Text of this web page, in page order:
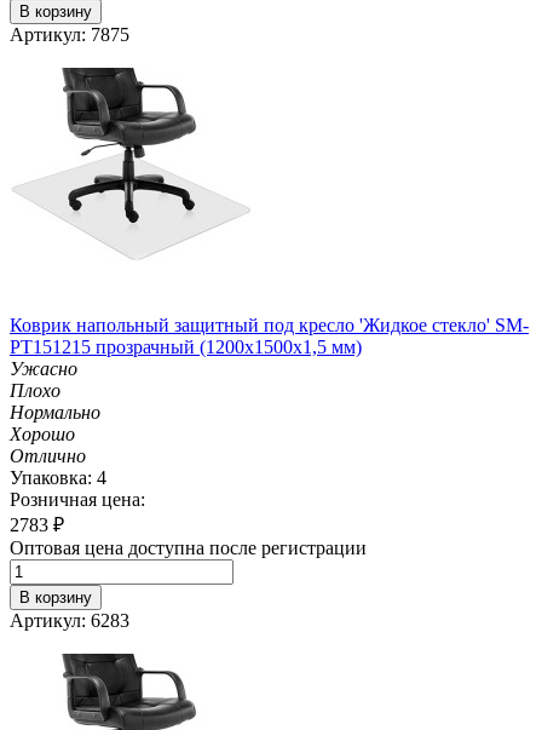
В корзину
Артикул: 7875
Коврик напольный защитный под кресло 'Жидкое стекло' SM-
PT151215 прозрачный (1200х1500х1,5 мм)
Ужасно
Плохо
Нормально
Хорошо
Отлично
Упаковка: 4
Розничная цена:
2783 ₽
Оптовая цена доступна после регистрации
В корзину
Артикул: 6283